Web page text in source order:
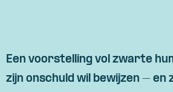
Een voorstelling vol zwarte
zijn onschuld wil bewijzen – en